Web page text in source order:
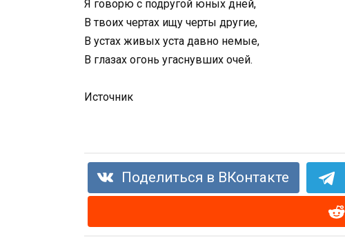
Я говорю с подругой юных дней,
В твоих чертах ищу черты другие,
В устах живых уста давно немые,
В глазах огонь угаснувших очей.
Источник
Поделиться в ВКонтакте